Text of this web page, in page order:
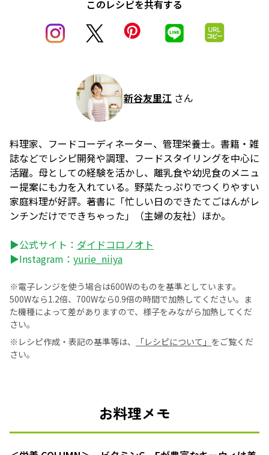
このレシピを共有する
新谷友里江 さん
料理家、フードコーディネーター、管理栄養士。書籍・雑
誌などでレシピ開発や調理、フードスタイリングを中心に
活躍。母としての経験を活かし、離乳食や幼児食のメニュ
ー提案にも力を入れている。野菜たっぷりでつくりやすい
家庭料理が好評。著書に「忙しい日のできたてごはんがレ
ンチンだけでできちゃった」（主婦の友社）ほか。
▶公式サイト： ダイドコロノオト
▶Instagram： yurie_niiya
※電子レンジを使う場合は600Wのものを基準としています。
500Wなら1.2倍、700Wなら0.9倍の時間で加熱してください。ま
た機種によって差がありますので、様子をみながら加熱してくだ
さい。
※レシピ作成・表記の基準等は、
「レシピについて」 をご覧くだ
さい。
お料理メモ